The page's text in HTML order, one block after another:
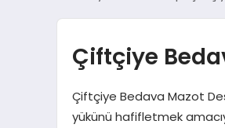
Çiftçiye
Çiftçiye Bedava Mazot
yükünü hafifletmek